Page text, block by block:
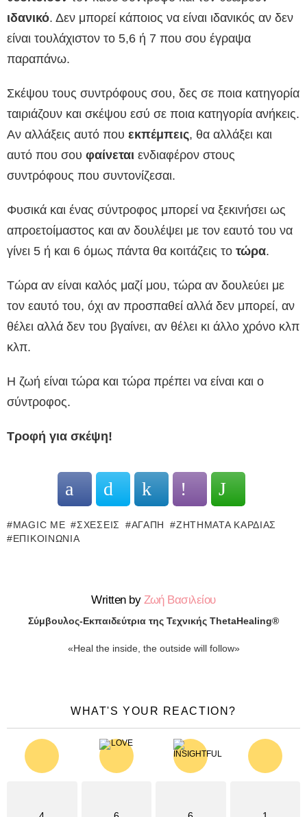
ιδανικό. Δεν μπορεί κάποιος να είναι ιδανικός αν δεν
είναι τουλάχιστον το 5,6 ή 7 που σου έγραψα
παραπάνω.
Σκέψου τους συντρόφους σου, δες σε ποια κατηγορία
ταιριάζουν και σκέψου εσύ σε ποια κατηγορία ανήκεις.
Αν αλλάξεις αυτό που εκπέμπεις, θα αλλάξει και
αυτό που σου φαίνεται ενδιαφέρον στους
συντρόφους που συντονίζεσαι.
Φυσικά και ένας σύντροφος μπορεί να ξεκινήσει ως
απροετοίμαστος και αν δουλέψει με τον εαυτό του να
γίνει 5 ή και 6 όμως πάντα θα κοιτάζεις το τώρα.
Τώρα αν είναι καλός μαζί μου, τώρα αν δουλεύει με
τον εαυτό του, όχι αν προσπαθεί αλλά δεν μπορεί, αν
θέλει αλλά δεν του βγαίνει, αν θέλει κι άλλο χρόνο κλπ
κλπ.
Η ζωή είναι τώρα και τώρα πρέπει να είναι και ο
σύντροφος.
Τροφή για σκέψη!
MAGIC ME ΣΧΈΣΕΙΣ ΑΓΆΠΗ
ΖΗΤΉΜΑΤΑ ΚΑΡΔΙΆΣ
ΕΠΙΚΟΙΝΩΝΊΑ
Written by Ζωή Βασιλείου
Σύμβουλος-Εκπαιδεύτρια της Τεχνικής ThetaHealing®
«Heal the inside, the outside will follow»
WHAT'S YOUR REACTION?